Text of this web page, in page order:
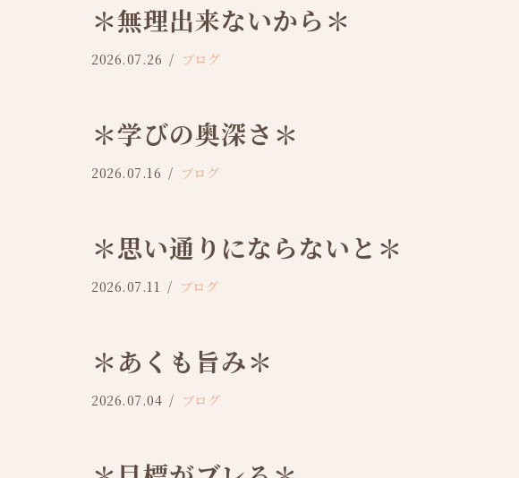
＊無理出来ないから＊
2026.07.26 ブログ
＊学びの奥深さ＊
2026.07.16 ブログ
＊思い通りにならないと＊
2026.07.11 ブログ
＊あくも旨み＊
2026.07.04 ブログ